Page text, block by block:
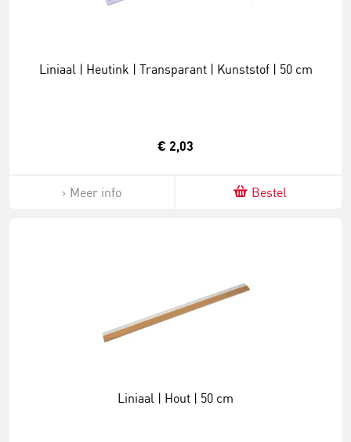
Liniaal | Heutink | Transparant | Kunststof | 50 cm
€ 2,03
Meer info Bestel
Liniaal | Hout | 50 cm